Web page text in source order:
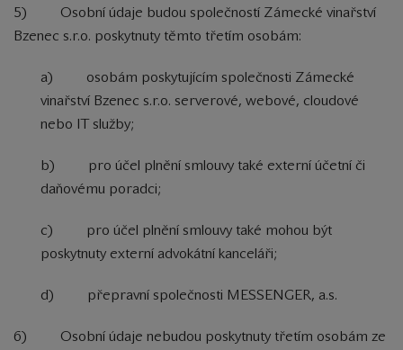
5) Osobní údaje budou společností Zámecké vinařství
Bzenec s.r.o. poskytnuty těmto třetím osobám:
a) osobám poskytujícím společnosti Zámecké
vinařství Bzenec s.r.o. serverové, webové, cloudové
nebo IT služby;
b) pro účel plnění smlouvy také externí účetní či
daňovému poradci;
c) pro účel plnění smlouvy také mohou být
poskytnuty externí advokátní kanceláři;
d) přepravní společnosti MESSENGER, a.s.
6) Osobní údaje nebudou poskytnuty třetím osobám ze